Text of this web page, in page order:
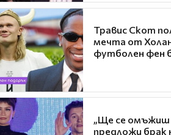
Травис Скот
мечта от
футболен фен
„Ще се омъжиш
предложи брак